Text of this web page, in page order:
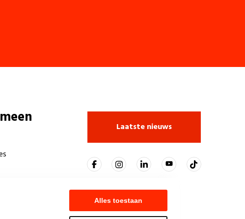
Alles toestaan
Laatste nieuws